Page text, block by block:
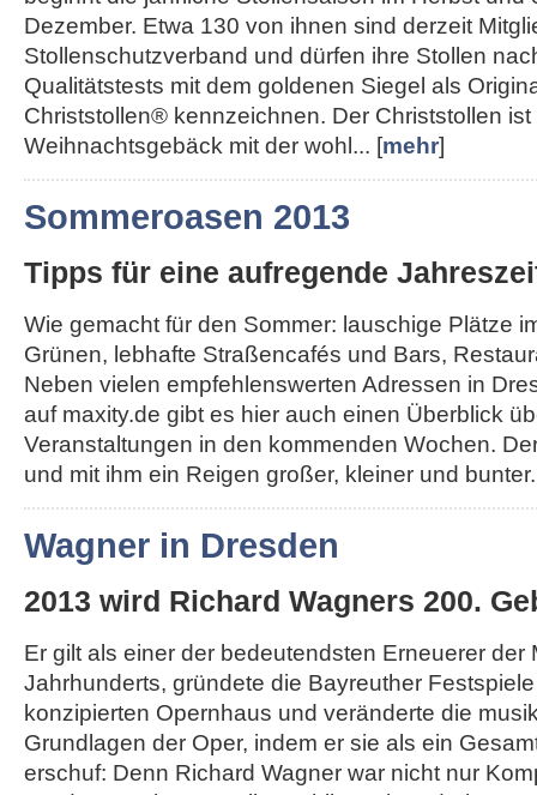
Dezember. Etwa 130 von ihnen sind derzeit
Stollenschutzverband und dürfen ihre Stollen
Qualitätstests mit dem goldenen Siegel als
Christstollen® kennzeichnen. Der Christstollen ist
Weihnachtsgebäck mit der wohl... [mehr]
Sommeroasen 2013
Tipps für eine aufregende
Wie gemacht für den Sommer: lauschige Plätze
Grünen, lebhafte Straßencafés und Bars,
Neben vielen empfehlenswerten Adressen in
auf maxity.de gibt es hier auch einen Überblick
Veranstaltungen in den kommenden Wochen.
und mit ihm ein Reigen großer, kleiner und
Wagner in Dresden
2013 wird Richard Wagners 200.
Er gilt als einer der bedeutendsten Erneuerer der
Jahrhunderts, gründete die Bayreuther
konzipierten Opernhaus und veränderte die
Grundlagen der Oper, indem er sie als ein
erschuf: Denn Richard Wagner war nicht nur